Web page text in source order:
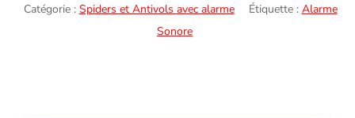
Antivol
Catégorie : Spiders et Antivols avec alarme Étiquette : Alarme
Sonore